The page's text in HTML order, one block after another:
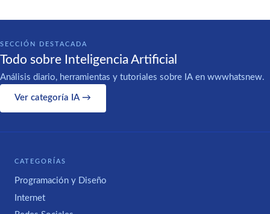
SECCIÓN DESTACADA
Todo sobre Inteligencia Artificial
Análisis diario, herramientas y tutoriales sobre IA en wwwhatsnew.
Ver categoría IA →
CATEGORÍAS
Programación y Diseño
Internet